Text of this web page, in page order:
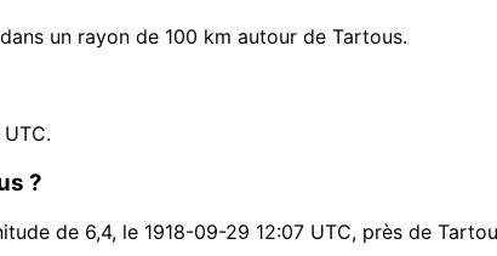
un rayon de 100 km autour de Tartous.
?
de 6,4, le 1918-09-29 12:07 UTC, près de